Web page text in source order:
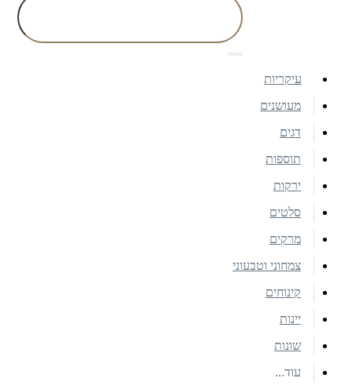
עיקריות
מעושנים
דגים
תוספות
ירקות
סלטים
מרקים
צמחוני וטבעוני
קינוחים
יינות
שונות
עוד...